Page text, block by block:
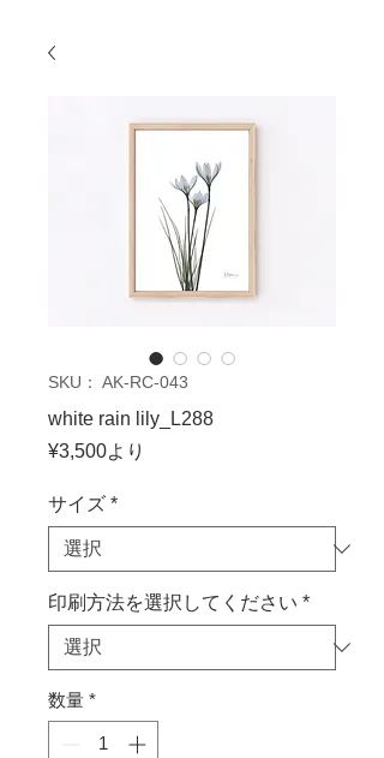
SKU： AK-RC-043
white rain lily_L288
¥3,500より
価
サイズ *
印刷方法を選択してください *
数量 *